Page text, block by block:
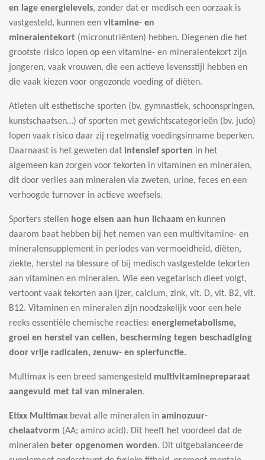
en lage energielevels, zonder dat er medisch een oorzaak is
vastgesteld, kunnen een vitamine- en
mineralentekort (micronutriënten) hebben. Diegenen die het
grootste risico lopen op een vitamine- en mineralentekort zijn
jongeren, vaak vrouwen, die een actieve levensstijl hebben en
die vaak kiezen voor ongezonde voeding of diëten.
Atleten uit esthetische sporten (bv. gymnastiek, schoonspringen,
kunstschaatsen…) of sporten met gewichtscategorieën (bv. judo)
lopen vaak risico daar zij regelmatig voedingsinname beperken.
Daarnaast is het geweten dat intensief sporten in het
algemeen kan zorgen voor tekorten in vitaminen en mineralen,
dit door verlies aan mineralen via zweten, urine, feces en een
verhoogde turnover in actieve weefsels.
Sporters stellen hoge eisen aan hun lichaam en kunnen
daarom baat hebben bij het nemen van een multivitamine- en
mineralensupplement in periodes van vermoeidheid, diëten,
ziekte, herstel na blessure of bij medisch vastgestelde tekorten
aan vitaminen en mineralen. Wie een vegetarisch dieet volgt,
vertoont vaak tekorten aan ijzer, calcium, zink, vit. D, vit. B2, vit.
B12. Vitaminen en mineralen zijn noodzakelijk voor een hele
reeks essentiële chemische reacties: energiemetabolisme,
groei en herstel van cellen, bescherming tegen beschadiging
door vrije radicalen, zenuw- en spierfunctie.
Multimax is een breed samengesteld multivitaminepreparaat
aangevuld met tal van mineralen.
Etixx Multimax bevat alle mineralen in aminozuur-
chelaatvorm (AA; amino acid). Dit heeft het voordeel dat de
mineralen beter opgenomen worden. Dit uitgebalanceerde